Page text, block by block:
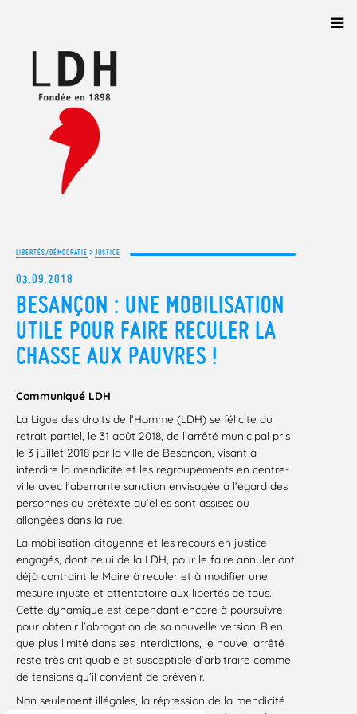
LIBERTÉS/DÉMOCRATIE > JUSTICE
03.09.2018
BESANÇON : UNE MOBILISATION
UTILE POUR FAIRE RECULER LA
CHASSE AUX PAUVRES !
Communiqué LDH
La Ligue des droits de l’Homme (LDH) se félicite du
retrait partiel, le 31 août 2018, de l’arrêté municipal pris
le 3 juillet 2018 par la ville de Besançon, visant à
interdire la mendicité et les regroupements en centre-
ville avec l’aberrante sanction envisagée à l’égard des
personnes au prétexte qu’elles sont assises ou
allongées dans la rue.
La mobilisation citoyenne et les recours en justice
engagés, dont celui de la LDH, pour le faire annuler ont
déjà contraint le Maire à reculer et à modifier une
mesure injuste et attentatoire aux libertés de tous.
Cette dynamique est cependant encore à poursuivre
pour obtenir l’abrogation de sa nouvelle version. Bien
que plus limité dans ses interdictions, le nouvel arrêté
reste très critiquable et susceptible d’arbitraire comme
de tensions qu’il convient de prévenir.
Non seulement illégales, la répression de la mendicité